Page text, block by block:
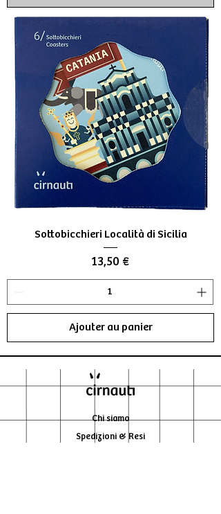
Sottobicchieri Località di Sicilia
Prix
13,50 €
Ajouter au panier
Chi siamo
Spedizioni & Resi